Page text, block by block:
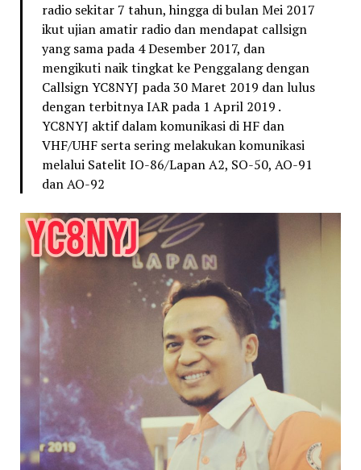
radio sekitar 7 tahun, hingga di bulan Mei 2017
ikut ujian amatir radio dan mendapat callsign
yang sama pada 4 Desember 2017, dan
mengikuti naik tingkat ke Penggalang dengan
Callsign YC8NYJ pada 30 Maret 2019 dan lulus
dengan terbitnya IAR pada 1 April 2019 .
YC8NYJ aktif dalam komunikasi di HF dan
VHF/UHF serta sering melakukan komunikasi
melalui Satelit IO-86/Lapan A2, SO-50, AO-91
dan AO-92